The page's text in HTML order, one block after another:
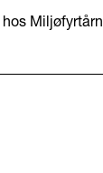
Miljøfyrtårn